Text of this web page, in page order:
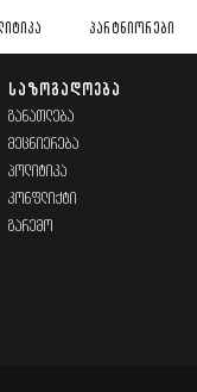
ᲞᲐᲠᲢᲜᲘᲝᲠᲔᲑᲘ
ᲡᲐᲖᲝᲒᲐᲓᲝᲔᲑᲐ
ᲒᲐᲜᲐᲗᲚᲔᲑᲐ
ᲛᲔᲪᲜᲘᲔᲠᲔᲑᲐ
ᲞᲝᲚᲘᲢᲘᲙᲐ
ᲙᲝᲜᲤᲚᲘᲥᲢᲘ
ᲒᲐᲠᲔᲛᲝ